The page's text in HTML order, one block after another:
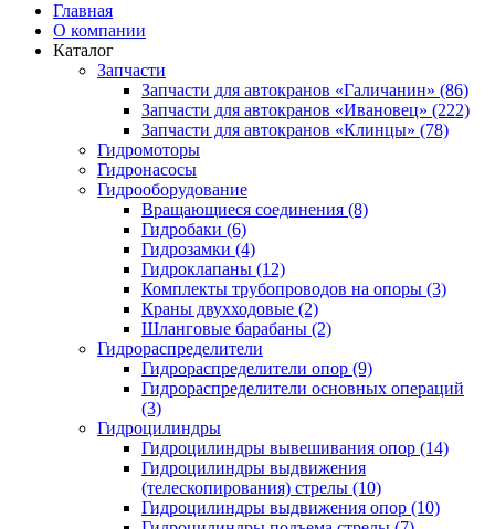
Главная
О компании
Каталог
Запчасти
Запчасти для автокранов «Галичанин» (86)
Запчасти для автокранов «Ивановец» (222)
Запчасти для автокранов «Клинцы» (78)
Гидромоторы
Гидронасосы
Гидрооборудование
Вращающиеся соединения (8)
Гидробаки (6)
Гидрозамки (4)
Гидроклапаны (12)
Комплекты трубопроводов на опоры (3)
Краны двухходовые (2)
Шланговые барабаны (2)
Гидрораспределители
Гидрораспределители опор (9)
Гидрораспределители основных операций
(3)
Гидроцилиндры
Гидроцилиндры вывешивания опор (14)
Гидроцилиндры выдвижения
(телескопирования) стрелы (10)
Гидроцилиндры выдвижения опор (10)